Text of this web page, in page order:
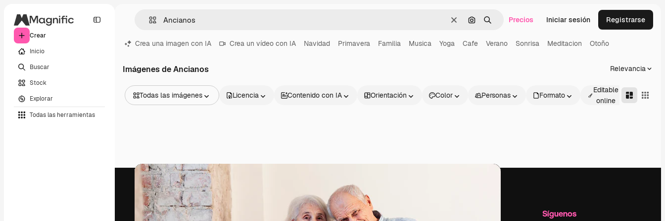
Crear
Inicio
Buscar
Stock
Explorar
Todas las herramientas
BorrarBuscar por imagen
BuscarPrecios Iniciar sesión Registrarse
Crea una imagen con IA Crea un vídeo con IA Navidad Primavera Familia Musica Yoga Cafe Verano Sonrisa Meditacion Otoño
Imágenes de Ancianos Relevancia
Todas las imágenes
Vídeos
Clips de vídeo
Motion graphics
Plantillas de vídeos
Iconos
Modelos 3D
Fuentes
Licencia Contenido con IA Orientación Color Personas Formato
Editable
online
Productos Síguenos